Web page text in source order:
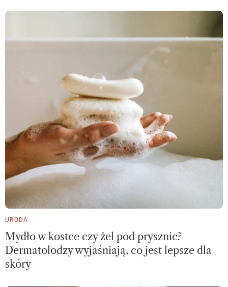
URODA
Mydło w kostce czy żel pod prysznic?
Dermatolodzy wyjaśniają, co jest lepsze dla
skóry